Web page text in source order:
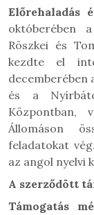
Előrehaladás
októberében
Röszkei és
kezdte el
decemberében
és a
Központban,
Állomáson
feladatokat
az angol nyelvi
A szerződött
Támogatás